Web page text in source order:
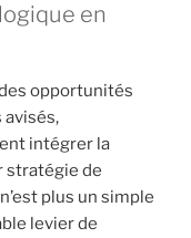
en
opportunités
intégrer la
stratégie de
n’est plus un simple
levier de